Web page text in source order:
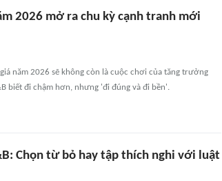
2026 mở ra chu kỳ cạnh tranh mới
năm 2026 sẽ không còn là cuộc chơi của tăng trưởng
biết đi chậm hơn, nhưng 'đi đúng và đi bền'.
Chọn từ bỏ hay tập thích nghi với luật